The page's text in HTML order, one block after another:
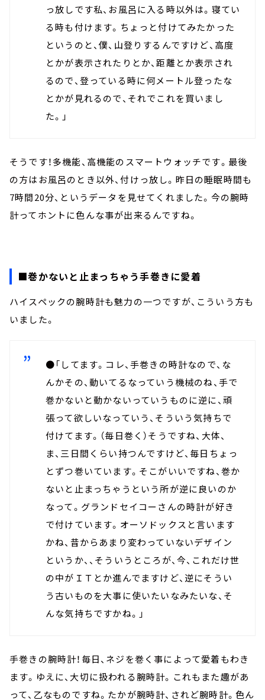
っ放しです私、お風呂に入る時以外は。寝てい
る時も付けます。ちょっと付けてみたかった
というのと、僕、山登りするんですけど、高度
とかが表示されたりとか、距離とか表示され
るので、登っている時に何メートル登ったな
とかが見れるので、それでこれを買いまし
た。」
そうです！多機能、高機能のスマートウォッチです。最後
の方はお風呂のとき以外、付けっ放し。昨日の睡眠時間も
7時間20分、というデータを見せてくれました。今の腕時
計ってホントに色んな事が出来るんですね。
■巻かないと止まっちゃう手巻きに愛着
ハイスペックの腕時計も魅力の一つですが、こういう方も
いました。
●「してます。コレ、手巻きの時計なので、な
んかその、動いてるなっていう機械のね、手で
巻かないと動かないっていうものに逆に、頑
張って欲しいなっていう、そういう気持ちで
付けてます。（毎日巻く）そうですね、大体、
ま、三日間くらい持つんですけど、毎日ちょっ
とずつ巻いています。そこがいいですね、巻か
ないと止まっちゃうという所が逆に良いのか
なって。グランドセイコーさんの時計が好き
で付けています。オーソドックスと言います
かね、昔からあまり変わっていないデザイン
というか、、そういうところが、今、これだけ世
の中がＩＴとか進んでますけど、逆にそうい
う古いものを大事に使いたいなみたいな、そ
んな気持ちですかね。」
手巻きの腕時計！毎日、ネジを巻く事によって愛着もわき
ます。ゆえに、大切に扱われる腕時計。これもまた趣があ
って、乙なものですね。たかが腕時計、されど腕時計。色ん